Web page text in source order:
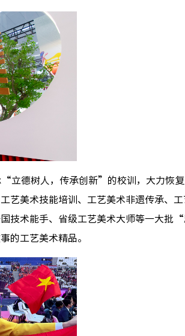
“立德树人，传承创新”的校训，大力恢
艺美术技能培训、工艺美术非遗传承、
技术能手、省级工艺美术大师等一大批
的工艺美术精品。